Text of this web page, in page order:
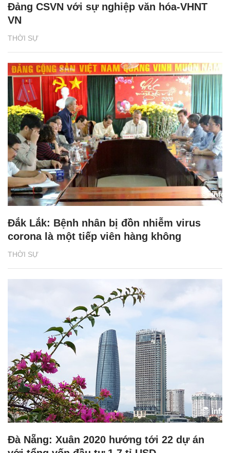
THỜI SỰ
Đảng CSVN với sự nghiệp văn hóa-VHNT
VN
THỜI SỰ
Đắk Lắk: Bệnh nhân bị đồn nhiễm virus
corona là một tiếp viên hàng không
Đà Nẵng: Xuân 2020 hướng tới 22 dự án